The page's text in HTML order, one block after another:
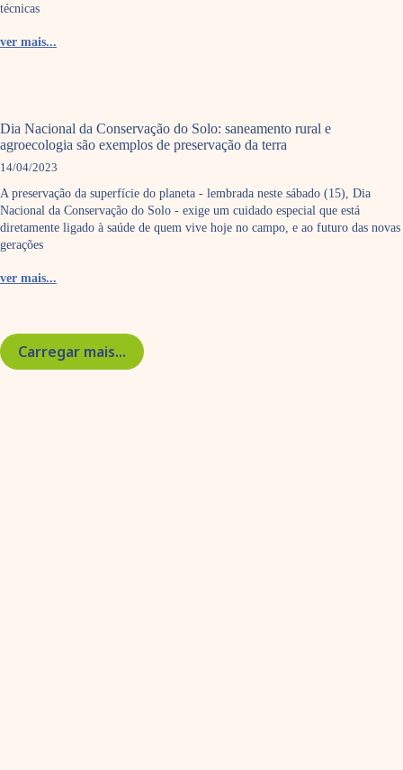
técnicas
ver mais...
Dia Nacional da Conservação do Solo: saneamento rural e
agroecologia são exemplos de preservação da terra
14/04/2023
A preservação da superfície do planeta - lembrada neste sábado (15), Dia
Nacional da Conservação do Solo - exige um cuidado especial que está
diretamente ligado à saúde de quem vive hoje no campo, e ao futuro das novas
gerações
ver mais...
Carregar mais...